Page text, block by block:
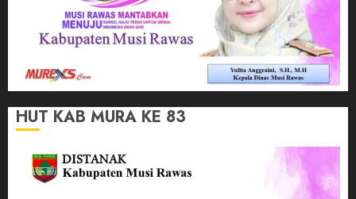
HUT KAB MURA KE 83